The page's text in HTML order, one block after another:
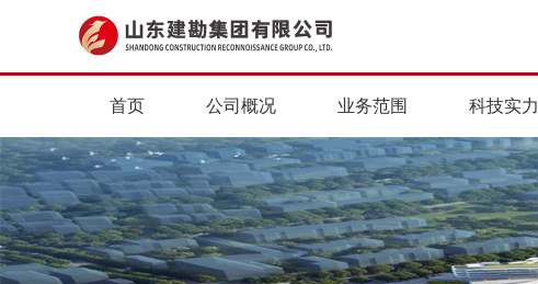
首页 公司概况 业务范围 科技实力